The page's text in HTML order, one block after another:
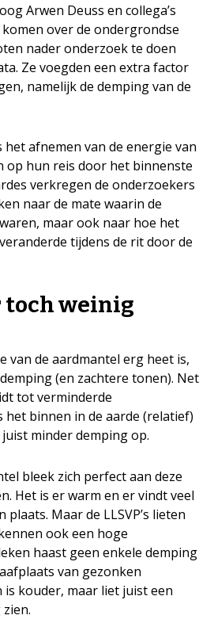
Arwen Deuss en collega’s
over de ondergrondse
nader onderzoek te doen
Ze voegden een extra factor
namelijk de demping van de
afnemen van de energie van
op hun reis door het binnenste
verkregen de onderzoekers
naar de mate waarin de
maar ook naar hoe het
tijdens de rit door de
toch weinig
van de aardmantel erg heet is,
(en zachtere tonen). Net
tot verminderde
binnen in de aarde (relatief)
minder demping op.
bleek zich perfect aan deze
Het is er warm en er vindt veel
Maar de LLSVP’s lieten
ook een hoge
haast geen enkele demping
van gezonken
kouder, maar liet juist een